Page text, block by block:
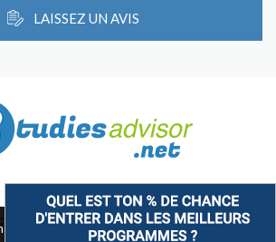
LAISSEZ UN AVIS
& Bachelors
sur ce site, vous acceptez